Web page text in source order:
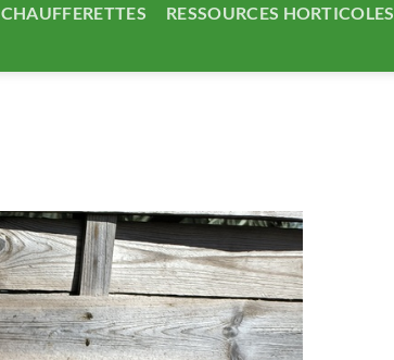
CHAUFFERETTES RESSOURCES HORTICOLES